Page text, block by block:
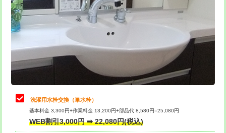
※給水管工事は20mmまでの価格です。
給水管工事※（塩ビ管（VP・HI）使
用/3ｍまで)
33,000円
給水管工事※（塩ビ管（VP・HI）使
用（追加）/3ｍ超え)
給水管工事※（ライニング鋼管・銅
管・ポリ管・HT管使用/3ｍまで)
44,000円
給水管工事※（ライニング鋼管・銅
管・ポリ管・HT管使用/3ｍ超え)
排水管工事（土の掘削・埋め戻し作
カメラ調査 33,000円
桝清掃
止水・漏水調査・防水処理・清掃・修
理・調整・分解・加工など（軽作業）
11,000円
止水・漏水調査・防水処理・清掃・修
理・調整・分解・加工など（中作業）
22,000円
止水・漏水調査・防水処理・清掃・修
理・調整・分解・加工など（重作業）
33,000円
洗濯用水栓交換（単水栓）
基本料金 3,300円+作業料金 13,200円+部品代 8,580円=25,080円
WEB割引3,000円 ➡ 22,080円(税込)